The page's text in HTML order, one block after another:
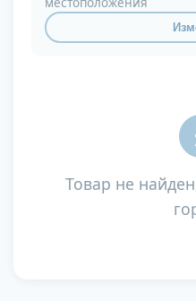
Товар не